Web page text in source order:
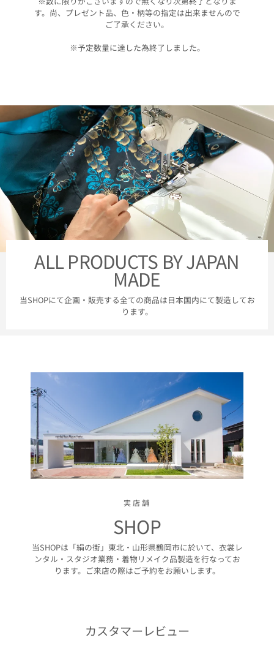
す。尚、プレゼント品、色・柄等の指定は出来ませんので
ご了承ください。
※予定数量に達した為終了しました。
ALL PRODUCTS BY JAPAN
MADE
当SHOPにて企画・販売する全ての商品は日本国内にて製造してお
ります。
実店舗
SHOP
当SHOPは「絹の街」東北・山形県鶴岡市に於いて、衣裳レ
ンタル・スタジオ業務・着物リメイク品製造を行なってお
ります。ご来店の際はご予約をお願いします。
カスタマーレビュー